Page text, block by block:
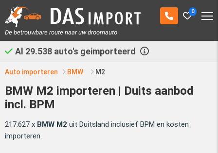
0
De betrouwbare route naar uw droomauto
Al 29.538 auto's geimporteerd
Auto importeren BMW M2
BMW M2 importeren | Duits aanbod
incl. BPM
217.627 x BMW M2 uit Duitsland inclusief BPM en kosten
importeren.